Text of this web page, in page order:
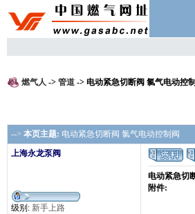
燃气人 -> 管道 -> 电动紧急切断阀 氯气电动控
--> 本页主题: 电动紧急切断阀 氯气电动控制阀
上海永龙泵阀
级别: 新手上路
电动紧急切
附件: